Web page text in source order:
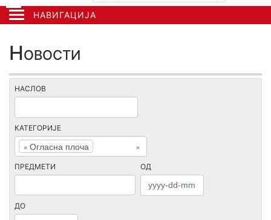
НАВИГАЦИЈА
Новости
НАСЛОВ
КАТЕГОРИЈЕ
×
× Огласна плоча
ПРЕДМЕТИ ОД
ДО